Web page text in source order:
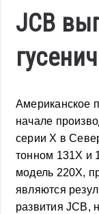
JCB
Американское
начале
серии X в
тонном 131X и
модель 220X,
являются
развития JCB,